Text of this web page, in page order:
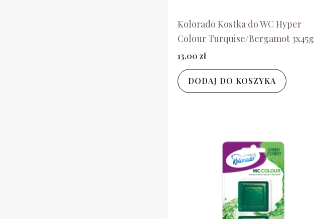
Kolorado Kostka do WC Hyper
Colour Turquise/Bergamot 3x45g
13,00 zł
DODAJ DO KOSZYKA